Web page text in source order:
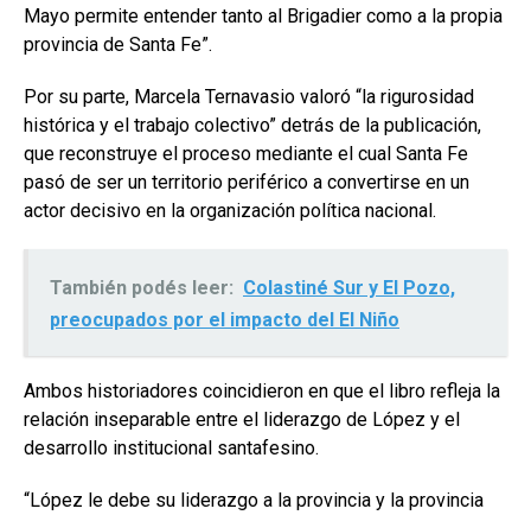
Mayo permite entender tanto al Brigadier como a la propia
provincia de Santa Fe”.
Por su parte, Marcela Ternavasio valoró “la rigurosidad
histórica y el trabajo colectivo” detrás de la publicación,
que reconstruye el proceso mediante el cual Santa Fe
pasó de ser un territorio periférico a convertirse en un
actor decisivo en la organización política nacional.
También podés leer: Colastiné Sur y El Pozo,
preocupados por el impacto del El Niño
Ambos historiadores coincidieron en que el libro refleja la
relación inseparable entre el liderazgo de López y el
desarrollo institucional santafesino.
“López le debe su liderazgo a la provincia y la provincia